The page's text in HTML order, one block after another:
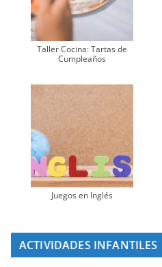
Taller Cocina: Tartas de
Cumpleaños
Juegos en Inglés
ACTIVIDADES INFANTILES